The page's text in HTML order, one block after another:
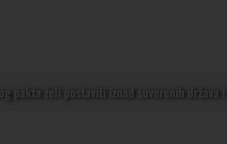
pakta želi postaviti iznad suverenih